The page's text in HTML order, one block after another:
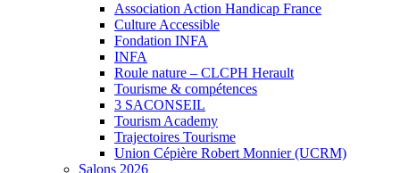
Association Action Handicap France
Culture Accessible
Fondation INFA
INFA
Roule nature – CLCPH Herault
Tourisme & compétences
3 SACONSEIL
Tourism Academy
Trajectoires Tourisme
Union Cépière Robert Monnier (UCRM)
Salons 2026